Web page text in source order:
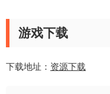
游戏下载
下载地址： 资源下载